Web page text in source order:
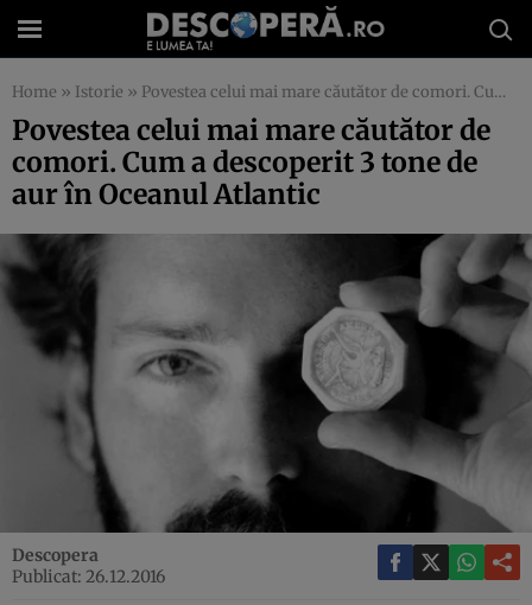
Home » Istorie » Povestea celui mai mare căutător de comori. Cum a descoperit 3 tone de aur în Oceanul Atlantic
Povestea celui mai mare căutător de
comori. Cum a descoperit 3 tone de
aur în Oceanul Atlantic
Descopera
Publicat: 26.12.2016